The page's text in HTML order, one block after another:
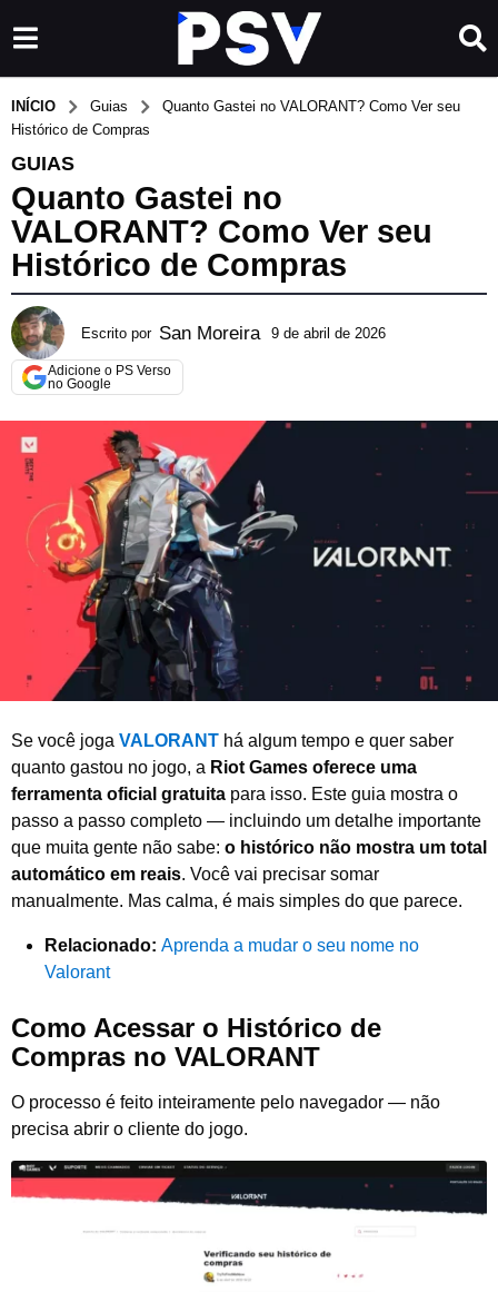
INÍCIO Guias
Quanto Gastei no VALORANT? Como Ver seu
Histórico de Compras
GUIAS
Quanto Gastei no
VALORANT? Como Ver seu
Histórico de Compras
Escrito por San Moreira 9 de abril de 2026
j
e
2
Adicione o PS Verso
no Google
Se você joga VALORANT há algum tempo e quer saber
quanto gastou no jogo, a Riot Games oferece uma
ferramenta oficial gratuita para isso. Este guia mostra o
passo a passo completo — incluindo um detalhe importante
que muita gente não sabe: o histórico não mostra um total
automático em reais. Você vai precisar somar
manualmente. Mas calma, é mais simples do que parece.
Relacionado: Aprenda a mudar o seu nome no
Valorant
Como Acessar o Histórico de
Compras no VALORANT
O processo é feito inteiramente pelo navegador — não
precisa abrir o cliente do jogo.